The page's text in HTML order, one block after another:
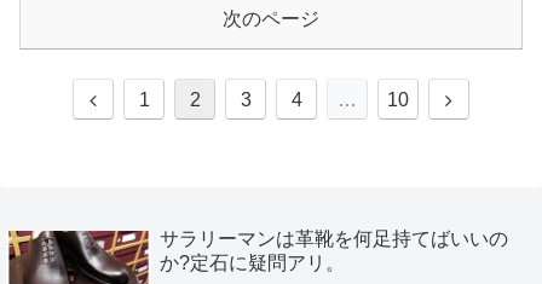
次のページ
前
1 2 3 4 … 10
次
サラリーマンは革靴を何足持てばいいの
か?定石に疑問アリ。